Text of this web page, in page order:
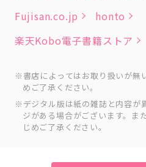
Fujisan.co.jp
honto
楽天Kobo電子書籍ストア
書店によってはお取り扱いが無
めご了承ください。
デジタル版は紙の雑誌と内容が
ジがある場合がございます。ま
じめご了承ください。